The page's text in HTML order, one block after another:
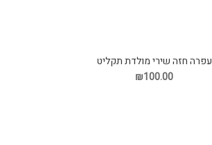
עפרה חזה שירי מולדת תקליט
₪100.00